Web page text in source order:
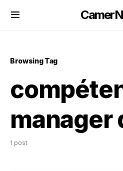
Browsing Tag
manager
1 post